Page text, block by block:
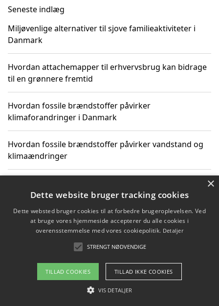
Seneste indlæg
Miljøvenlige alternativer til sjove familieaktiviteter i
Danmark
Hvordan attachemapper til erhvervsbrug kan bidrage
til en grønnere fremtid
Hvordan fossile brændstoffer påvirker
klimaforandringer i Danmark
Hvordan fossile brændstoffer påvirker vandstand og
klimaændringer
vores perspektiv
Copyright 2026 - Pilanto Aps
Om / kontakt
×
Dette website bruger tracking cookies
Dette websted bruger cookies til at forbedre brugeroplevelsen. Ved
at bruge vores hjemmeside accepterer du alle cookies i
overensstemmelse med vores cookiepolitik. Detaljer
STRENGT NØDVENDIGE
TILLAD COOKIES TILLAD IKKE COOKIES
VIS DETALJER